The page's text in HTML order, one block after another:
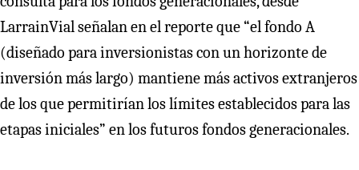
LarrainVial señalan en el reporte que “el fondo A
(diseñado para inversionistas con un horizonte de
inversión más largo) mantiene más activos extranjeros
de los que permitirían los límites establecidos para las
etapas iniciales” en los futuros fondos generacionales.